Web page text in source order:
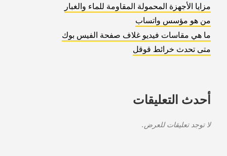
مزايا الأجهزة المحمولة المقاومة للماء والغبار
من هو مؤسس واتساب
ما هي مقاسات فيديو غلاف صفحة الفيس بوك
متى تحدث خرائط قوقل
أحدث التعليقات
لا توجد تعليقات للعرض.